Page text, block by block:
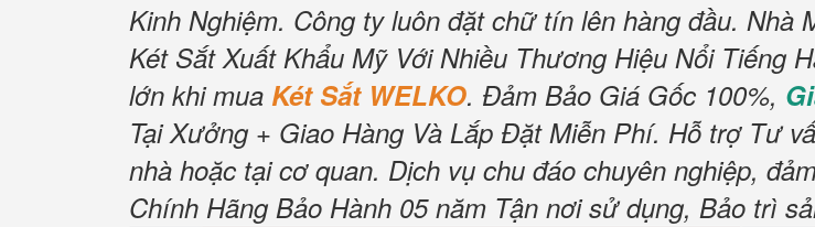
Kinh Nghiệm. Công ty luôn đặt chữ tín lên hàng đầu. Nhà
Két Sắt Xuất Khẩu Mỹ Với Nhiều Thương Hiệu Nổi Tiếng
lớn khi mua Két Sắt WELKO. Đảm Bảo Giá Gốc 100%,
Tại Xưởng + Giao Hàng Và Lắp Đặt Miễn Phí. Hỗ trợ Tư
nhà hoặc tại cơ quan. Dịch vụ chu đáo chuyên nghiệp,
Chính Hãng Bảo Hành 05 năm Tận nơi sử dụng, Bảo trì